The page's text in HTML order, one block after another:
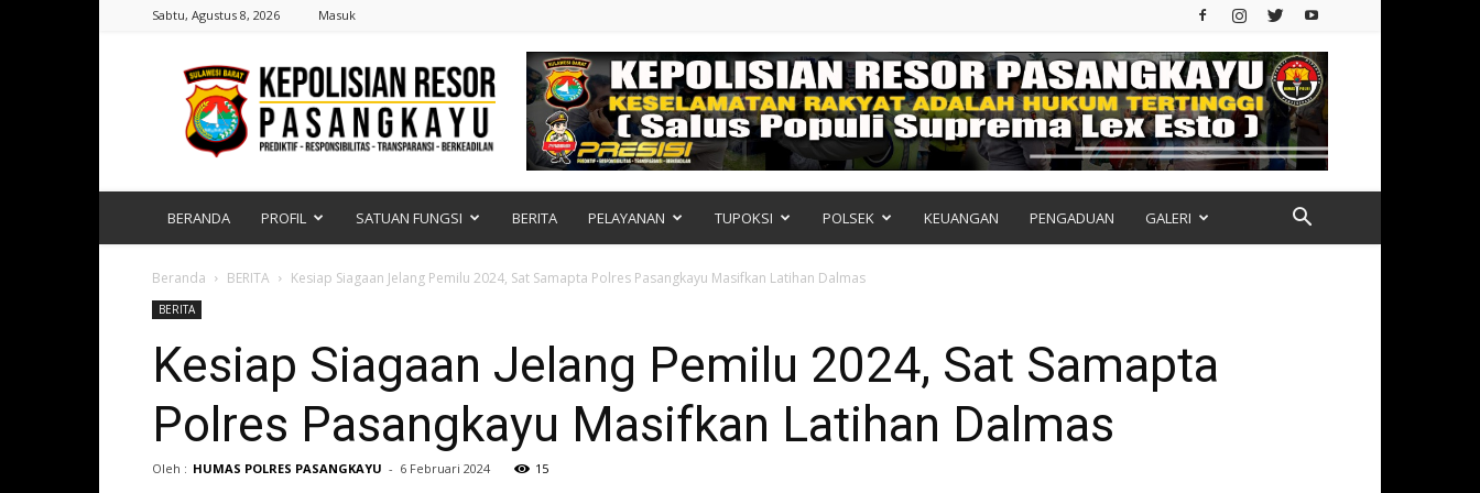
Sabtu, Agustus 8, 2026 Masuk
Polres
Pasangkayu
|
Sulawesi
Barat
BERANDA PROFIL SATUAN FUNGSI BERITA PELAYANAN TUPOKSI POLSEK KEUANGAN PENGADUAN GALERI
Beranda BERITA Kesiap Siagaan Jelang Pemilu 2024, Sat Samapta Polres Pasangkayu Masifkan Latihan Dalmas
BERITA
Kesiap Siagaan Jelang Pemilu 2024, Sat Samapta
Polres Pasangkayu Masifkan Latihan Dalmas
Oleh : HUMAS POLRES PASANGKAYU - 6 Februari 2024 15